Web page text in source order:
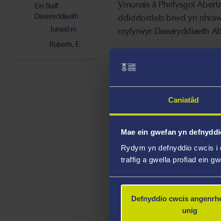
Caniatâd
Mae ein gwefan yn
Rydym yn defnyddio cwcis i
traffig a gwella profiad ein
Defnyddio cwcis
unig
Ymunais â Phrifysgol
ddiddordeb brwd yn
myfyrwyr Daearyddiaeth
Meysydd
Damcaniaeth
Systemau Arloesi
Clystyrau
Diddordebau
Ein Staff
Daearyddiaeth
Junaid.m
Roberts, E.